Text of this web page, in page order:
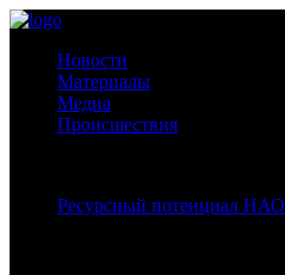
Новости
Материалы
Медиа
Происшествия
Ресурсный потенциал НАО